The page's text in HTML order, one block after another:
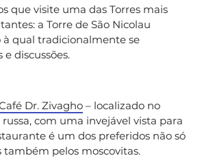
que visite uma das Torres mais
a Torre de São Nicolau
à qual tradicionalmente se
discussões.
Dr. Zivagho – localizado no
com uma invejável vista para
é um dos preferidos não só
também pelos moscovitas.